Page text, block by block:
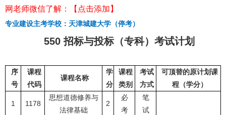
网老师微信了解：【点击添加】
专业建设主考学校：天津城建大学（停考）
550 招标与投标（专科）考试计划
序
号
课程
代码
课程名称
学
分
课程
类别
考试
方式
可顶替的原计划课
程（学分）
1 1178
思想道德修养与
法律基础
2
必
考
笔
试